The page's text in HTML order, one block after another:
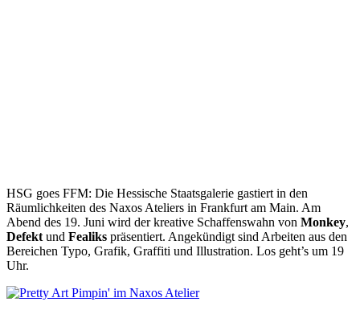
HSG goes FFM: Die Hessische Staatsgalerie gastiert in den
Räumlichkeiten des Naxos Ateliers in Frankfurt am Main. Am
Abend des 19. Juni wird der kreative Schaffenswahn von Monkey,
Defekt und Fealiks präsentiert. Angekündigt sind Arbeiten aus den
Bereichen Typo, Grafik, Graffiti und Illustration. Los geht’s um 19
Uhr.